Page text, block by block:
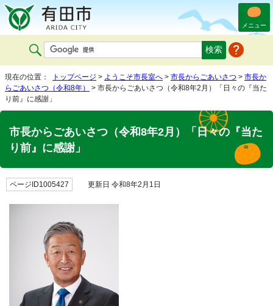
メニュー
現在の位置： トップページ > ようこそ市長室へ > 市長からごあいさつ > 市長か
らごあいさつ（令和8年）
> 市長からごあいさつ（令和8年2月）「日々の『当た
り前』に感謝」
市長からごあいさつ（令和8年2月）「日々の『当た
り前』に感謝」
ページID1005427 更新日 令和8年2月1日